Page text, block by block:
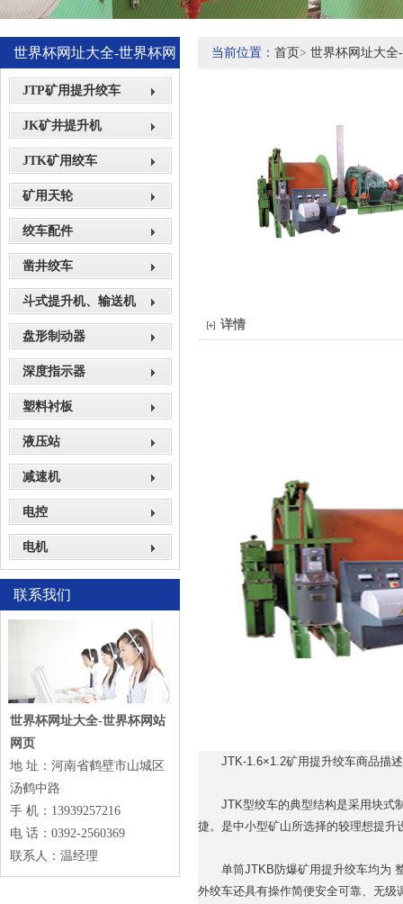
世界杯网址大全-世界杯网
站网页展示
JTP矿用提升绞车
JK矿井提升机
JTK矿用绞车
矿用天轮
绞车配件
凿井绞车
斗式提升机、输送机
盘形制动器
深度指示器
塑料衬板
液压站
减速机
电控
电机
联系我们
世界杯网址大全-世界杯网站
网页
地 址：河南省鹤壁市山城区
汤鹤中路
手 机：13939257216
电 话：0392-2560369
联系人：温经理
当前位置： 首页> 世界杯网址大全
详情
JTK-1.6×1.2矿用提升绞车商品描
JTK型绞车的典型结构是采用块式制
捷。是中小型矿山所选择的较理想提升
单筒JTKB防爆矿用提升绞车均为 整
外绞车还具有操作简便安全可靠、无